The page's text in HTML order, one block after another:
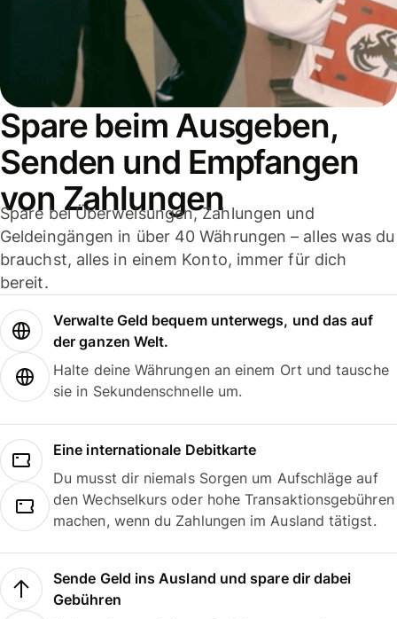
Spare beim Ausgeben,
Senden und Empfangen
von Zahlungen
Spare bei Überweisungen, Zahlungen und
Geldeingängen in über 40 Währungen – alles was du
brauchst, alles in einem Konto, immer für dich
bereit.
Verwalte Geld bequem unterwegs, und das auf
der ganzen Welt.
Halte deine Währungen an einem Ort und tausche
sie in Sekundenschnelle um.
Eine internationale Debitkarte
Du musst dir niemals Sorgen um Aufschläge auf
den Wechselkurs oder hohe Transaktionsgebühren
machen, wenn du Zahlungen im Ausland tätigst.
Sende Geld ins Ausland und spare dir dabei
Gebühren